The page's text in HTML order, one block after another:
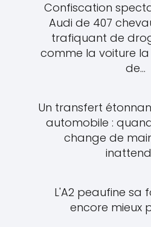
Confiscation
Audi de 407
trafiquant de
comme la voiture
de...
Un transfert
automobile :
change de
L'A2 peaufine sa
encore mieux